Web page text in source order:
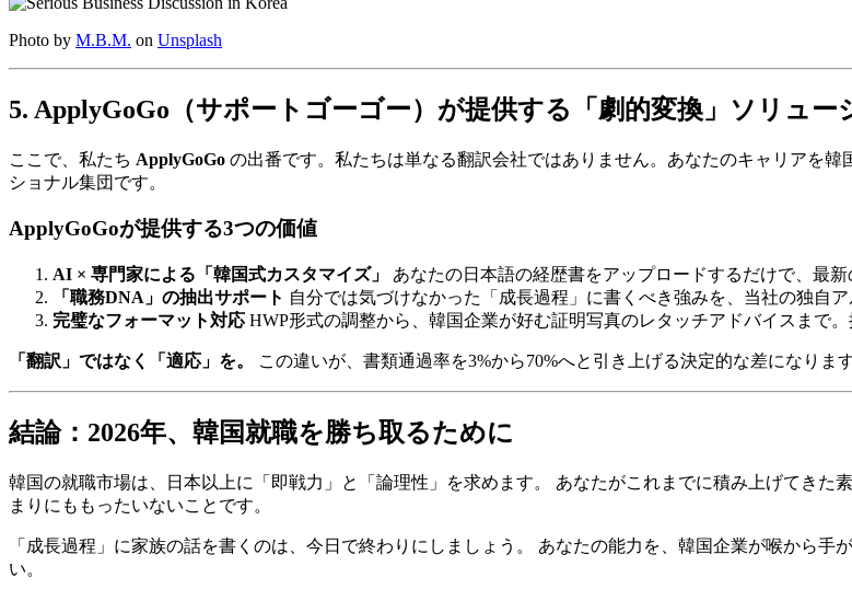
Photo by M.B.M. on Unsplash
5. ApplyGoGo（サポートゴーゴー）が提供する「劇的変換」ソリュー
ここで、私たち ​ ApplyGoGo の出番です。私たちは単なる翻訳会社ではありません。あなたのキャリアを
ショナル集団です。
ApplyGoGoが提供する3つの価値
AI × 専門家による「韓国式カスタマイズ」
あなたの日本語の経歴書をアップロードするだけで、最
「職務DNA」の抽出サポート 自分では気づけなかった「成長過程」に書くべき強みを、当社の独自
完璧なフォーマット対応 HWP形式の調整から、韓国企業が好む証明写真のレタッチアドバイスまで。
「翻訳」ではなく「適応」を。 この違いが、書類通過率を3%から70%へと引き上げる決定的な差になります
結論：2026年、韓国就職を勝ち取るために
韓国の就職市場は、日本以上に「即戦力」と「論理性」を求めます。 あなたがこれまでに積み上げてき
まりにももったいないことです。
「成長過程」に家族の話を書くのは、今日で終わりにしましょう。 あなたの能力を、韓国企業が喉から
い。